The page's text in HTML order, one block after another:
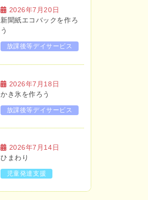
2026年7月20日
新聞紙エコバックを作ろ
う
放課後等デイサービス
2026年7月18日
かき氷を作ろう
放課後等デイサービス
2026年7月14日
ひまわり
児童発達支援